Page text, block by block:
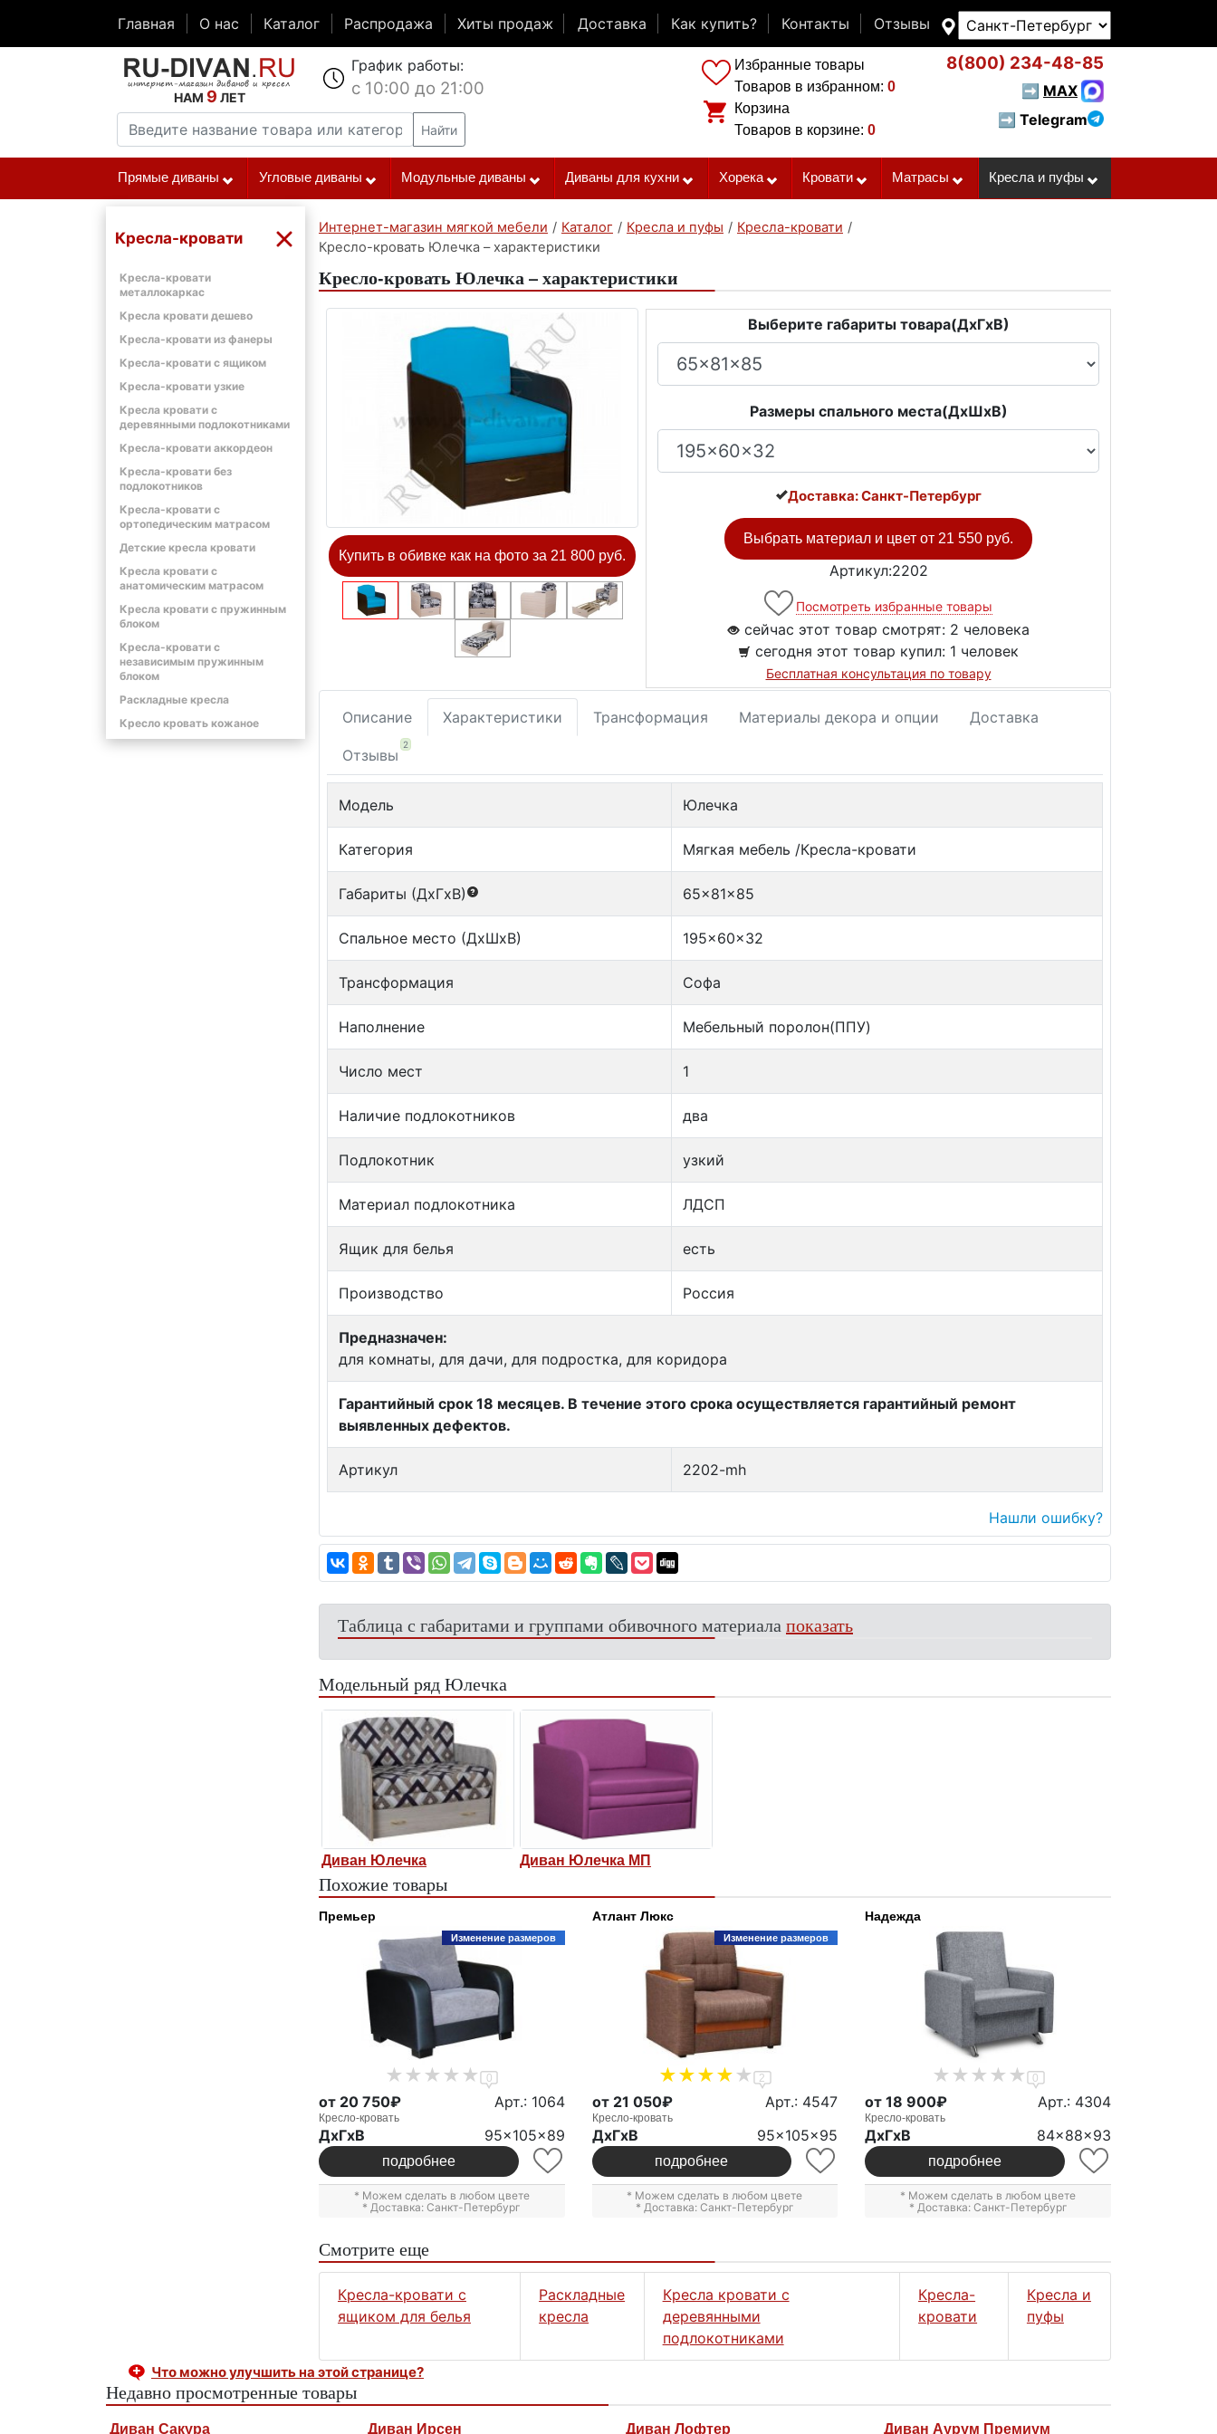
Главная О нас Каталог Распродажа Хиты продаж Доставка Как купить? Контакты Отзывы
НАМ 9 ЛЕТ
График работы:
с 10:00 до 21:00
Найти
Избранные товары
Товаров в избранном: 0
Корзина
Товаров в корзине: 0
8(800) 234-48-85
➡ MAX
➡ Telegram
Прямые диваны Угловые диваны Модульные диваны Диваны для кухни Хорека Кровати Матрасы Кресла и пуфы
Кресла-кровати
Кресла-кровати
металлокаркас
Кресла кровати дешево
Кресла-кровати из фанеры
Кресла-кровати с ящиком
Кресла-кровати узкие
Кресла кровати с
деревянными подлокотниками
Кресла-кровати аккордеон
Кресла-кровати без
подлокотников
Кресла-кровати с
ортопедическим матрасом
Детские кресла кровати
Кресла кровати с
анатомическим матрасом
Кресла кровати с пружинным
блоком
Кресла-кровати с
независимым пружинным
блоком
Раскладные кресла
Кресло кровать кожаное
Интернет-магазин мягкой мебели / Каталог / Кресла и пуфы / Кресла-кровати /
Кресло-кровать Юлечка – характеристики
Кресло-кровать Юлечка – характеристики
Купить в обивке как на фото за 21 800 руб.
Выберите габариты товара(ДxГxВ)
Размеры спального места(ДxШxВ)
Доставка: Санкт-Петербург
Выбрать материал и цвет от 21 550 руб.
Артикул:2202
Посмотреть избранные товары
сейчас этот товар смотрят: 2 человека
сегодня этот товар купил: 1 человек
Бесплатная консультация по товару
Описание Характеристики Трансформация Материалы декора и опции Доставка
Отзывы
2
Модель Юлечка
Категория Мягкая мебель /Кресла-кровати
Габариты (ДxГxВ) 65x81x85
Спальное место (ДxШxВ) 195x60x32
Трансформация Софа
Наполнение Мебельный поролон(ППУ)
Число мест 1
Наличие подлокотников два
Подлокотник узкий
Материал подлокотника ЛДСП
Ящик для белья есть
Производство Россия
Предназначен:
для комнаты, для дачи, для подростка, для коридора
Гарантийный срок 18 месяцев. В течение этого срока осуществляется гарантийный ремонт
выявленных дефектов.
Артикул 2202-mh
Нашли ошибку?
Таблица с габаритами и группами обивочного материалапоказать
Модельный ряд Юлечка
Диван Юлечка Диван Юлечка МП
Похожие товары
Премьер
Изменение размеров
0
от 20 750₽ Арт.: 1064
Кресло-кровать
ДxГxВ 95x105x89
подробнее
* Можем сделать в любом цвете
* Доставка: Санкт-Петербург
Атлант Люкс
Изменение размеров
2
от 21 050₽ Арт.: 4547
Кресло-кровать
ДxГxВ 95x105x95
подробнее
* Можем сделать в любом цвете
* Доставка: Санкт-Петербург
Надежда
0
от 18 900₽ Арт.: 4304
Кресло-кровать
ДxГxВ 84x88x93
подробнее
* Можем сделать в любом цвете
* Доставка: Санкт-Петербург
Смотрите еще
Кресла-кровати с
ящиком для белья
Раскладные
кресла
Кресла кровати с
деревянными
подлокотниками
Кресла-
кровати
Кресла и
пуфы
Что можно улучшить на этой странице?
Недавно просмотренные товары
Диван Сакура Диван Ирсен Диван Лофтер Диван Аурум Премиум